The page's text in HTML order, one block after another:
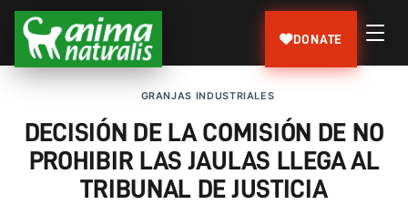
DONATE
GRANJAS INDUSTRIALES
DECISIÓN DE LA COMISIÓN DE NO
PROHIBIR LAS JAULAS LLEGA AL
TRIBUNAL DE JUSTICIA